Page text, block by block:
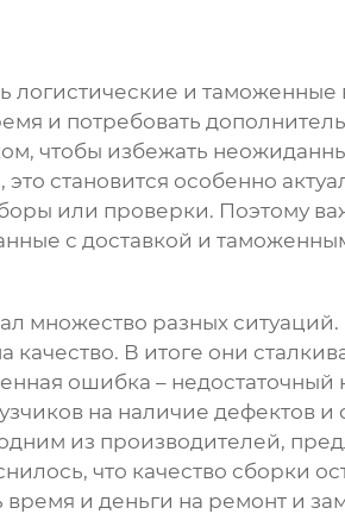
логистические и
и потребовать
чтобы избежать
становится особенно
или проверки. Поэтому
с доставкой и
множество разных ситуаций.
В итоге они
ошибка – недостаточный
на наличие дефектов и
из производителей,
что качество сборки
и деньги на ремонт и